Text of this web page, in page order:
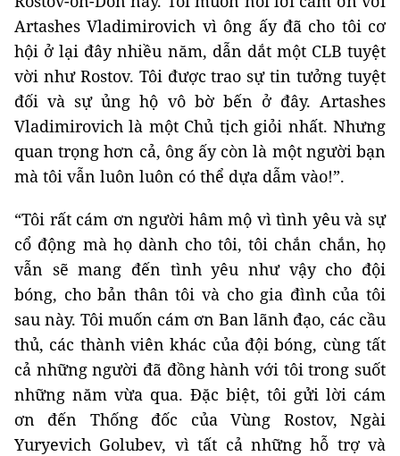
Artashes Vladimirovich vì ông ấy đã cho tôi cơ
hội ở lại đây nhiều năm, dẫn dắt một CLB tuyệt
vời như Rostov. Tôi được trao sự tin tưởng tuyệt
đối và sự ủng hộ vô bờ bến ở đây. Artashes
Vladimirovich là một Chủ tịch giỏi nhất. Nhưng
quan trọng hơn cả, ông ấy còn là một người bạn
mà tôi vẫn luôn luôn có thể dựa dẫm vào!”.
“Tôi rất cám ơn người hâm mộ vì tình yêu và sự
cổ động mà họ dành cho tôi, tôi chắn chắn, họ
vẫn sẽ mang đến tình yêu như vậy cho đội
bóng, cho bản thân tôi và cho gia đình của tôi
sau này. Tôi muốn cám ơn Ban lãnh đạo, các cầu
thủ, các thành viên khác của đội bóng, cùng tất
cả những người đã đồng hành với tôi trong suốt
những năm vừa qua. Đặc biệt, tôi gửi lời cám
ơn đến Thống đốc của Vùng Rostov, Ngài
Yuryevich Golubev, vì tất cả những hỗ trợ và